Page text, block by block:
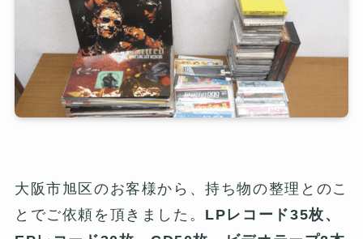
大阪市旭区のお客様から、持ち物の整理とのこ
とでご依頼を頂きました。 LPレコード35枚、